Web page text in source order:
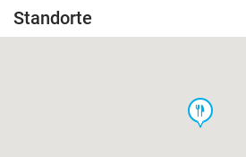
Standorte
food